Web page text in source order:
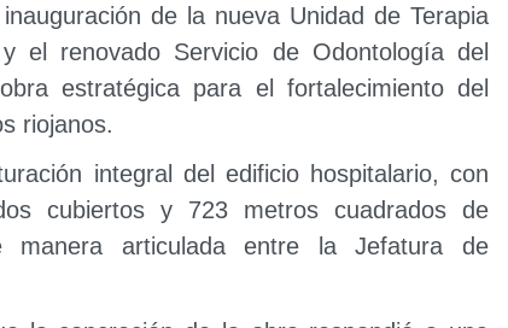
de la nueva Unidad de Terapia
el renovado Servicio de Odontología del
estratégica para el fortalecimiento del
riojanos.
integral del edificio hospitalario, con
cubiertos y 723 metros cuadrados de
manera articulada entre la Jefatura de